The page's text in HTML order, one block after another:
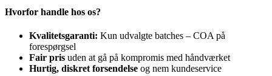
Hvorfor handle hos os?
Kvalitetsgaranti: Kun udvalgte batches – COA på
forespørgsel
Fair pris uden at gå på kompromis med håndværket
Hurtig, diskret forsendelse og nem kundeservice